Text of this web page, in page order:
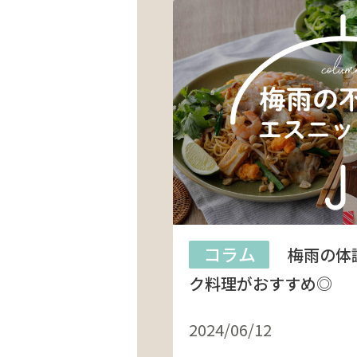
コラム
梅雨の体
ク料理がおすすめ◎
2024/06/12